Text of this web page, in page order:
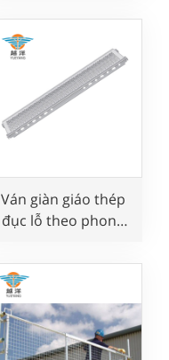
Ván giàn giáo thép
đục lỗ theo phong
trong xây dựng